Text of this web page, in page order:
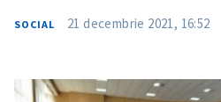
SOCIAL 21 decembrie 2021, 16:52